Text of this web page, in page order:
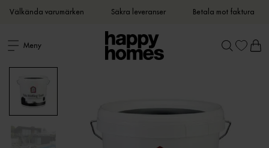
Välkända varumärken Säkra leveranser Betala mot faktura
Meny